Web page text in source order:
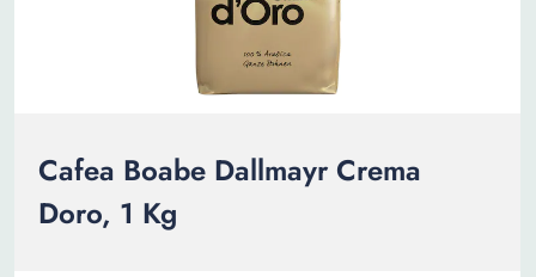
Cafea Boabe Dallmayr Crema
Doro, 1 Kg